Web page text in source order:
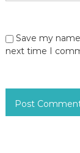
Save my
next time I